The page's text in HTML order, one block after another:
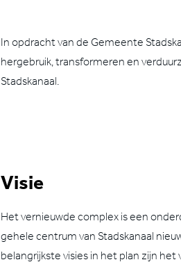
In opdracht van de Gemeente
hergebruik, transformeren en
Stadskanaal.
Visie
Het vernieuwde complex is een
gehele centrum van Stadskanaal
belangrijkste visies in het plan zijn